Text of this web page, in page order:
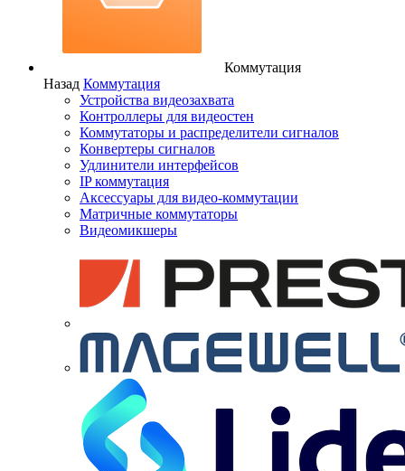
Коммутация
Назад Коммутация
Устройства видеозахвата
Контроллеры для видеостен
Коммутаторы и распределители сигналов
Конвертеры сигналов
Удлинители интерфейсов
IP коммутация
Аксессуары для видео-коммутации
Матричные коммутаторы
Видеомикшеры